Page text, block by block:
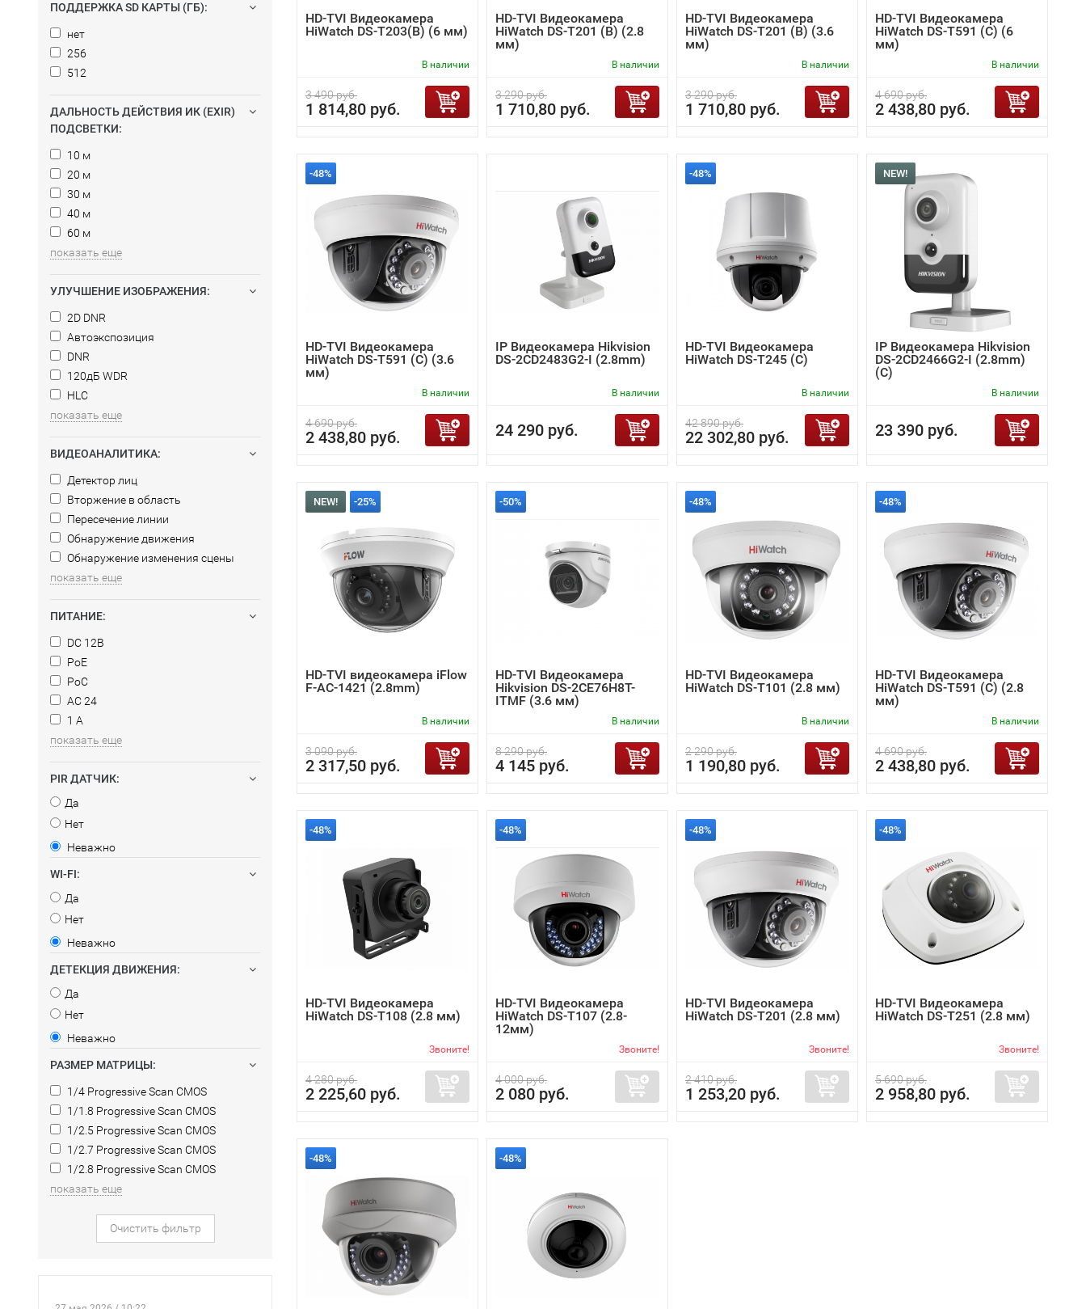
ПОДДЕРЖКА SD КАРТЫ (ГБ):
нет
256
512
ДАЛЬНОСТЬ ДЕЙСТВИЯ ИК (EXIR)
ПОДСВЕТКИ:
10 м
20 м
30 м
40 м
60 м
показать еще
УЛУЧШЕНИЕ ИЗОБРАЖЕНИЯ:
2D DNR
Автоэкспозиция
DNR
120дБ WDR
HLC
показать еще
ВИДЕОАНАЛИТИКА:
Детектор лиц
Вторжение в область
Пересечение линии
Обнаружение движения
Обнаружение изменения сцены
показать еще
ПИТАНИЕ:
DC 12В
PoE
PoC
AC 24
1 А
показать еще
PIR ДАТЧИК:
Да
Нет
Неважно
WI-FI:
Да
Нет
Неважно
ДЕТЕКЦИЯ ДВИЖЕНИЯ:
Да
Нет
Неважно
РАЗМЕР МАТРИЦЫ:
1/4 Progressive Scan CMOS
1/1.8 Progressive Scan CMOS
1/2.5 Progressive Scan CMOS
1/2.7 Progressive Scan CMOS
1/2.8 Progressive Scan CMOS
показать еще
Очистить фильтр
HD-TVI Видеокамера
HiWatch DS-T203(B) (6 мм)
В наличии
3 490 руб.
1 814,80 руб.
HD-TVI Видеокамера
HiWatch DS-T201 (B) (2.8
мм)
В наличии
3 290 руб.
1 710,80 руб.
HD-TVI Видеокамера
HiWatch DS-T201 (B) (3.6
мм)
В наличии
3 290 руб.
1 710,80 руб.
HD-TVI Видеокамера
HiWatch DS-T591 (C) (6
мм)
В наличии
4 690 руб.
2 438,80 руб.
-48%
HD-TVI Видеокамера
HiWatch DS-T591 (C) (3.6
мм)
В наличии
4 690 руб.
2 438,80 руб.
IP Видеокамера Hikvision
DS-2CD2483G2-I (2.8mm)
В наличии
24 290 руб.
-48%
HD-TVI Видеокамера
HiWatch DS-T245 (C)
В наличии
42 890 руб.
22 302,80 руб.
NEW!
IP Видеокамера Hikvision
DS-2CD2466G2-I (2.8mm)
(C)
В наличии
23 390 руб.
NEW! -25%
HD-TVI видеокамера iFlow
F-AC-1421 (2.8mm)
В наличии
3 090 руб.
2 317,50 руб.
-50%
HD-TVI Видеокамера
Hikvision DS-2CE76H8T-
ITMF (3.6 мм)
В наличии
8 290 руб.
4 145 руб.
-48%
HD-TVI Видеокамера
HiWatch DS-T101 (2.8 мм)
В наличии
2 290 руб.
1 190,80 руб.
-48%
HD-TVI Видеокамера
HiWatch DS-T591 (C) (2.8
мм)
В наличии
4 690 руб.
2 438,80 руб.
-48%
HD-TVI Видеокамера
HiWatch DS-T108 (2.8 мм)
Звоните!
4 280 руб.
2 225,60 руб.
-48%
HD-TVI Видеокамера
HiWatch DS-T107 (2.8-
12мм)
Звоните!
4 000 руб.
2 080 руб.
-48%
HD-TVI Видеокамера
HiWatch DS-T201 (2.8 мм)
Звоните!
2 410 руб.
1 253,20 руб.
-48%
HD-TVI Видеокамера
HiWatch DS-T251 (2.8 мм)
Звоните!
5 690 руб.
2 958,80 руб.
-48% -48%